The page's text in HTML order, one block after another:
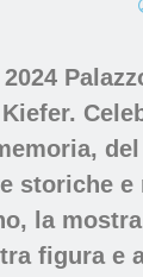
Kiefer.
storiche
, la
figura